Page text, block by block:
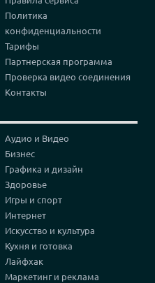
Политика
конфиденциальности
Тарифы
Партнерская программа
Проверка видео соединения
Контакты
Аудио и Видео
Бизнес
Графика и дизайн
Здоровье
Игры и спорт
Интернет
Искусство и культура
Кухня и готовка
Лайфхак
Маркетинг и реклама